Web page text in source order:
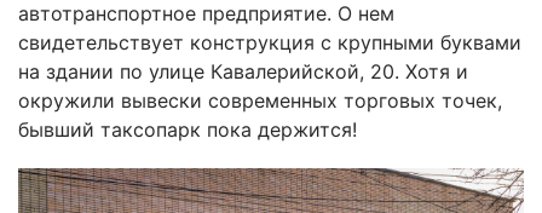
автотранспортное предприятие. О нем
свидетельствует конструкция с крупными буквами
на здании по улице Кавалерийской, 20. Хотя и
окружили вывески современных торговых точек,
бывший таксопарк пока держится!